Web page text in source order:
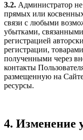
3.2. Администратор не
прямых или косвенных
связи с любыми
убытками,
регистрацией
регистрации,
полученными через
контакты
размещенную на
ресурсы.
4. Изменение